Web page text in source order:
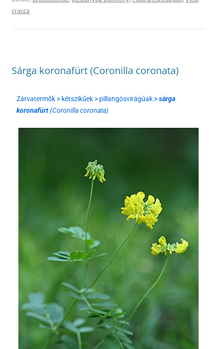
cracca
Sárga koronafürt (Coronilla coronata)
Zárvatermők > kétszikűek > pillangósvirágúak >sárga
koronafürt(Coronilla coronata)